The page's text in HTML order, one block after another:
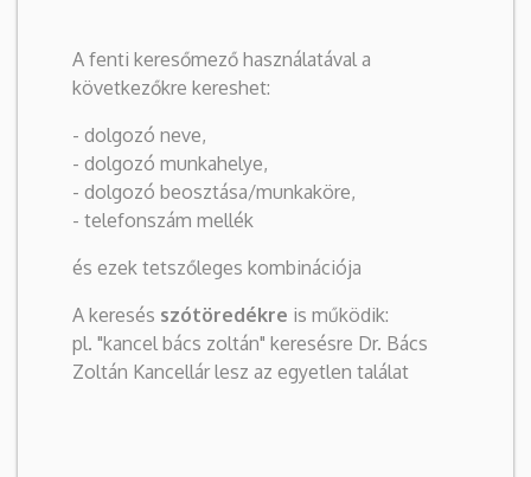
A fenti keresőmező használatával a
következőkre kereshet:
- dolgozó neve,
- dolgozó munkahelye,
- dolgozó beosztása/munkaköre,
- telefonszám mellék
és ezek tetszőleges kombinációja
A keresés szótöredékre is működik:
pl. "kancel bács zoltán" keresésre Dr. Bács
Zoltán Kancellár lesz az egyetlen találat